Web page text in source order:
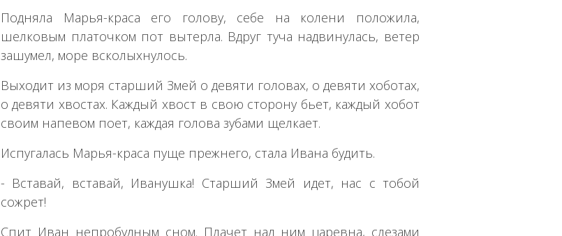
Подняла Марья-краса его голову, себе на колени положила,
шелковым платочком пот вытерла. Вдруг туча надвинулась, ветер
зашумел, море всколыхнулось.
Выходит из моря старший Змей о девяти головах, о девяти хоботах,
о девяти хвостах. Каждый хвост в свою сторону бьет, каждый хобот
своим напевом поет, каждая голова зубами щелкает.
Испугалась Марья-краса пуще прежнего, стала Ивана будить.
- Вставай, вставай, Иванушка! Старший Змей идет, нас с тобой
сожрет!
Спит Иван непробудным сном. Плачет над ним царевна, слезами